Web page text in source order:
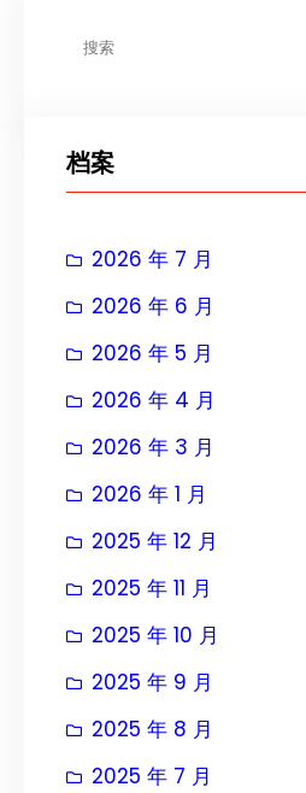
档案
2026 年 7 月
2026 年 6 月
2026 年 5 月
2026 年 4 月
2026 年 3 月
2026 年 1 月
2025 年 12 月
2025 年 11 月
2025 年 10 月
2025 年 9 月
2025 年 8 月
2025 年 7 月